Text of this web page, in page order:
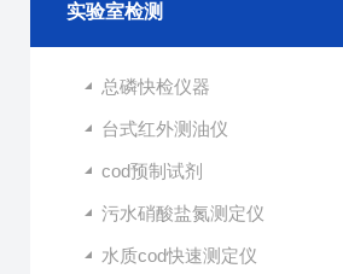
实验室检测
总磷快检仪器
台式红外测油仪
cod预制试剂
污水硝酸盐氮测定仪
水质cod快速测定仪